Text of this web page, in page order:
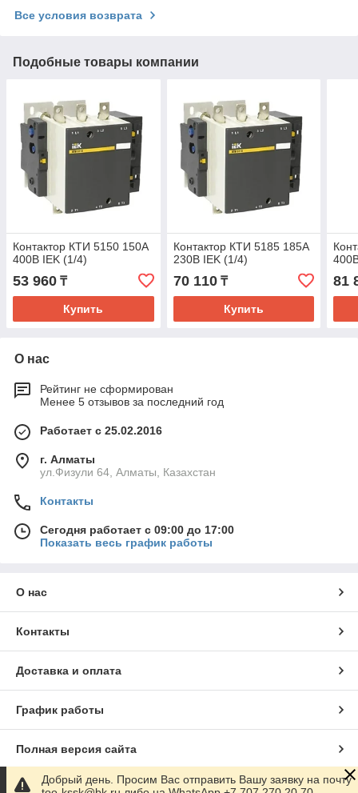
Все условия возврата
Подобные товары компании
Контактор КТИ 5150 150А
400В IEK (1/4)
53 960 ₸
Купить
Контактор КТИ 5185 185А
230В IEK (1/4)
70 110₸
Купить
81
О нас
Рейтинг не сформирован
Менее 5 отзывов за последний год
Работает с 25.02.2016
г. Алматы
ул.Физули 64, Алматы, Казахстан
Контакты
Сегодня работает с 09:00 до 17:00
Показать весь график работы
О нас
Контакты
Доставка и оплата
График работы
Полная версия сайта
Сайт создан на маркетплейсеSatu.kz
Добрый день. Просим Вас отправить Вашу заявку на почту